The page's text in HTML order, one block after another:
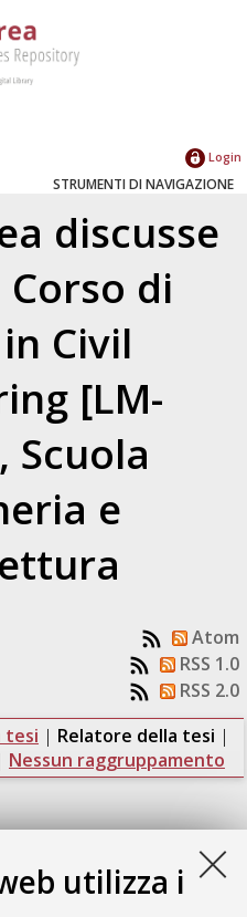
utilizza i
Login
STRUMENTI DI NAVIGAZIONE
discusse
Corso di
Civil
[LM-
Scuola
e
Atom
RSS 1.0
RSS 2.0
tesi | Relatore della tesi |
Nessun raggruppamento